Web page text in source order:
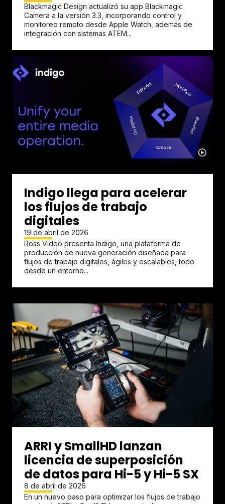
Blackmagic Design actualizó su app Blackmagic
Camera a la versión 3.3, incorporando control y
monitoreo remoto desde Apple Watch, además de
integración con sistemas ATEM...
Indigo llega para acelerar
los flujos de trabajo
digitales
19 de abril de 2026
Ross Video presenta Indigo, una plataforma de
producción de nueva generación diseñada para
flujos de trabajo digitales, ágiles y escalables, todo
desde un entorno...
ARRI y SmallHD lanzan
licencia de superposición
de datos para Hi-5 y Hi-5 SX
8 de abril de 2026
En un nuevo paso para optimizar los flujos de trabajo